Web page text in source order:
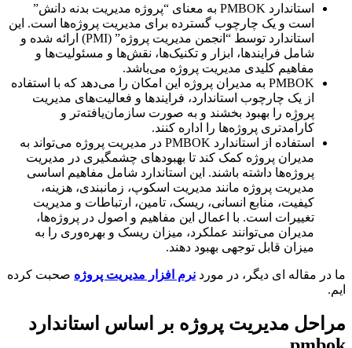
استاندارد PMBOK به معنای “پروژه مدیریت بدنه دانش”
است و یک چارچوب گسترده برای مدیریت پروژه‌ها است. این
استاندارد توسط “انجمن مدیریت پروژه” (PMI) ارائه شده و
شامل فرایندها، ابزار و تکنیک‌ها، نقش‌ها و مسئولیت‌ها و
مفاهیم کلیدی مدیریت پروژه می‌باشد.
PMBOK به مدیران پروژه این امکان را می‌دهد که با استفاده
از یک چارچوب استاندارد، فرایندها و فعالیت‌های مدیریت
پروژه را بهبود بخشند و به صورت سازمان‌یافته‌تر و
کارآمدتری پروژه‌ها را اداره کنند.
استفاده از استاندارد PMBOK در مدیریت پروژه می‌تواند به
مدیران پروژه کمک کند تا بهبود‌های چشمگیری در مدیریت
پروژه‌ها داشته باشند. این استاندارد شامل مفاهیم اساسی
مدیریت پروژه مانند مدیریت اسکوپ، زمانبندی، هزینه،
کیفیت، منابع انسانی، ریسک، تامین، ارتباطات و مدیریت
تغییرات است. با اعمال این مفاهیم و اصول در پروژه‌ها،
مدیران می‌توانند عملکرد، میزان ریسک و بهره‌وری را به
میزان قابل توجهی بهبود دهند.
مقاله ای دیگر، در موردنرم افزار مدیریت پروژهصحبت کرده
مدیریت پروژه بر اساس استاندارد